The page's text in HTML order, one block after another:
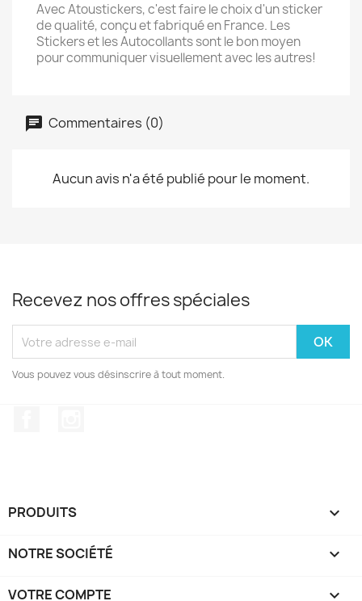
Avec Atoustickers, c'est faire le choix d'un sticker
de qualité, conçu et fabriqué en France. Les
Stickers et les Autocollants sont le bon moyen
pour communiquer visuellement avec les autres!
Commentaires (0)
Aucun avis n'a été publié pour le moment.
Recevez nos offres spéciales
Vous pouvez vous désinscrire à tout moment.
PRODUITS 
NOTRE SOCIÉTÉ 
VOTRE COMPTE 